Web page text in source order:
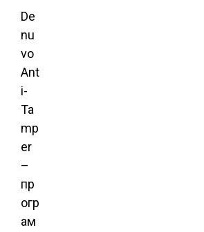
De
nu
vo
Ant
i-
Ta
mp
er
–
пр
огр
ам